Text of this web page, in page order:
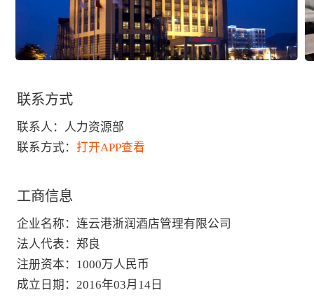
联系方式
联系人： 人力资源部
联系方式： 打开APP查看
工商信息
企业名称 ： 连云港浙润酒店管理有限公司
法人代表 ： 郑良
注册资本 ： 1000万人民币
成立日期 ： 2016年03月14日